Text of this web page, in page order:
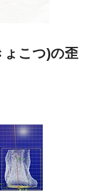
ょこつ)の歪